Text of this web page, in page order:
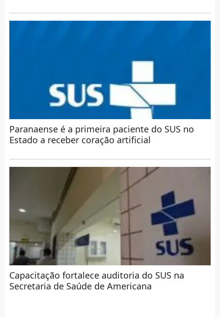
Paranaense é a primeira paciente do SUS no
Estado a receber coração artificial
Capacitação fortalece auditoria do SUS na
Secretaria de Saúde de Americana